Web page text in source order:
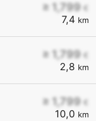
≥ 1,799 €
7,4 km
≥ 1,799 €
2,8 km
≥ 1,799 €
10,0 km